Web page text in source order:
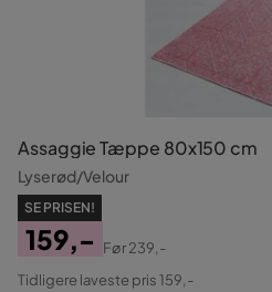
Assaggie Tæppe 80x150 cm
Lyserød/Velour
SE PRISEN!
Pris
159,-
Original
Før239,-
Tidligere laveste pris 159,-